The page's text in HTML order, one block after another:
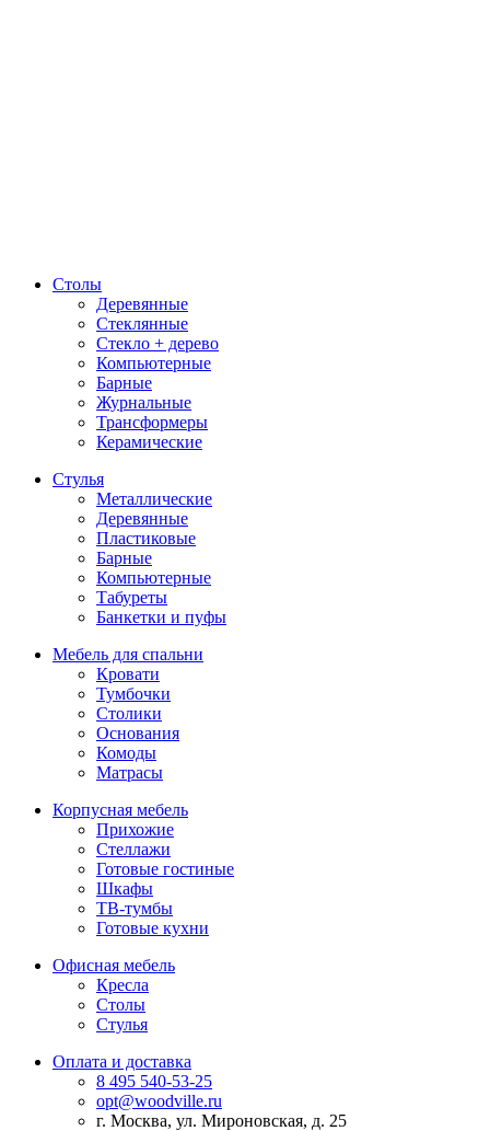
Столы
Деревянные
Стеклянные
Стекло + дерево
Компьютерные
Барные
Журнальные
Трансформеры
Керамические
Стулья
Металлические
Деревянные
Пластиковые
Барные
Компьютерные
Табуреты
Банкетки и пуфы
Мебель для спальни
Кровати
Тумбочки
Столики
Основания
Комоды
Матрасы
Корпусная мебель
Прихожие
Стеллажи
Готовые гостиные
Шкафы
ТВ-тумбы
Готовые кухни
Офисная мебель
Кресла
Столы
Стулья
Оплата и доставка
8 495 540-53-25
opt@woodville.ru
г. Москва, ул. Мироновская, д. 25